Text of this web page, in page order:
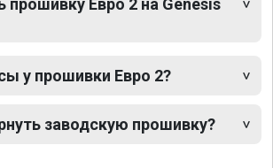
прошивку Евро 2 на Genesis
у прошивки Евро 2?
заводскую прошивку?